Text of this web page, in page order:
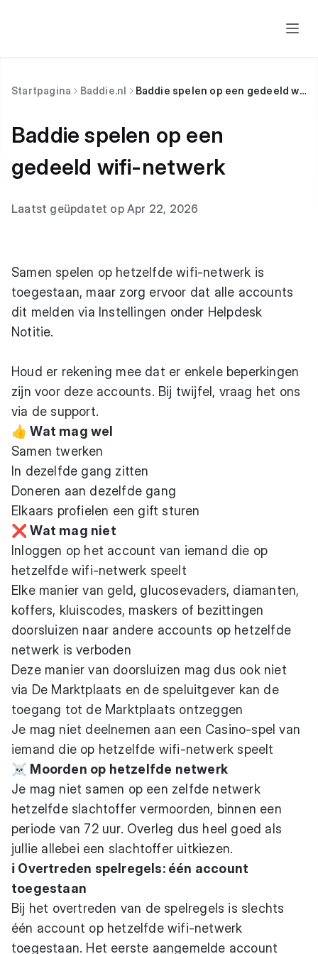
Startpagina Baddie.nl Baddie spelen op een gedeeld wifi-netwerk
Baddie spelen op een
gedeeld wifi-netwerk
Laatst geüpdatet op Apr 22, 2026
Samen spelen op hetzelfde wifi-netwerk is
toegestaan, maar zorg ervoor dat alle accounts
dit melden via Instellingen onder Helpdesk
Notitie.
Houd er rekening mee dat er enkele beperkingen
zijn voor deze accounts. Bij twijfel, vraag het ons
via de support.
👍 Wat mag wel
Samen twerken
In dezelfde gang zitten
Doneren aan dezelfde gang
Elkaars profielen een gift sturen
❌ Wat mag niet
Inloggen op het account van iemand die op
hetzelfde wifi-netwerk speelt
Elke manier van geld, glucosevaders, diamanten,
koffers, kluiscodes, maskers of bezittingen
doorsluizen naar andere accounts op hetzelfde
netwerk is verboden
Deze manier van doorsluizen mag dus ook niet
via De Marktplaats en de speluitgever kan de
toegang tot de Marktplaats ontzeggen
Je mag niet deelnemen aan een Casino-spel van
iemand die op hetzelfde wifi-netwerk speelt
☠️ Moorden op hetzelfde netwerk
Je mag niet samen op een zelfde netwerk
hetzelfde slachtoffer vermoorden, binnen een
periode van 72 uur. Overleg dus heel goed als
jullie allebei een slachtoffer uitkiezen.
ℹ️ Overtreden spelregels: één account
toegestaan
Bij het overtreden van de spelregels is slechts
één account op hetzelfde wifi-netwerk
toegestaan. Het eerste aangemelde account